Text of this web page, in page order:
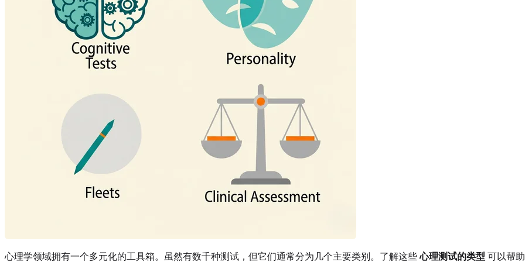
心理学领域拥有一个多元化的工具箱。虽然有数千种测试，但它们通常分为几个主要类别。了解这些心理测试的类型 可以帮